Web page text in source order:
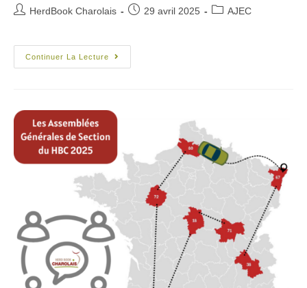
HerdBook Charolais 29 avril 2025 AJEC
Continuer La Lecture